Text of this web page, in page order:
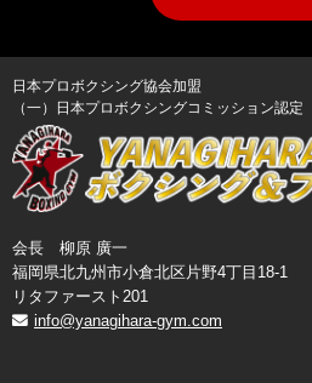
日本プロボクシング協会加盟
（一）日本プロボクシングコミッション認定
会長 柳原 廣一
福岡県北九州市小倉北区片野4丁目18-1
リタファースト201
info@yanagihara-gym.com